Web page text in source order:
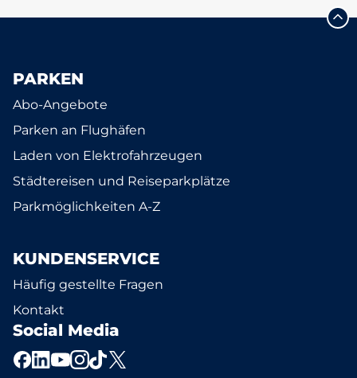
PARKEN
Abo-Angebote
Parken an Flughäfen
Laden von Elektrofahrzeugen
Städtereisen und Reiseparkplätze
Parkmöglichkeiten A-Z
KUNDENSERVICE
Häufig gestellte Fragen
Kontakt
Social Media